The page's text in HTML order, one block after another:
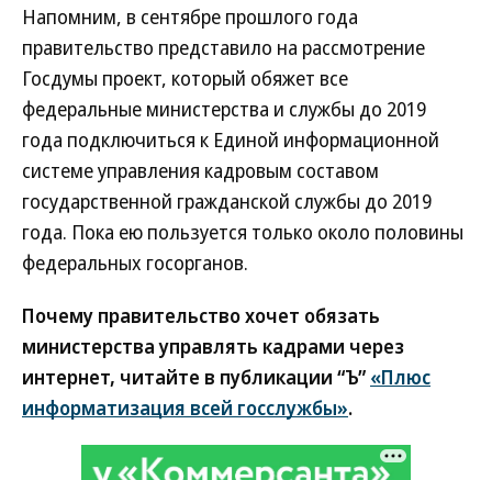
Напомним, в сентябре прошлого года
правительство представило на рассмотрение
Госдумы проект, который обяжет все
федеральные министерства и службы до 2019
года подключиться к Единой информационной
системе управления кадровым составом
государственной гражданской службы до 2019
года. Пока ею пользуется только около половины
федеральных госорганов.
Почему правительство хочет обязать
министерства управлять кадрами через
интернет, читайте в публикации “Ъ” «Плюс
информатизация всей госслужбы».